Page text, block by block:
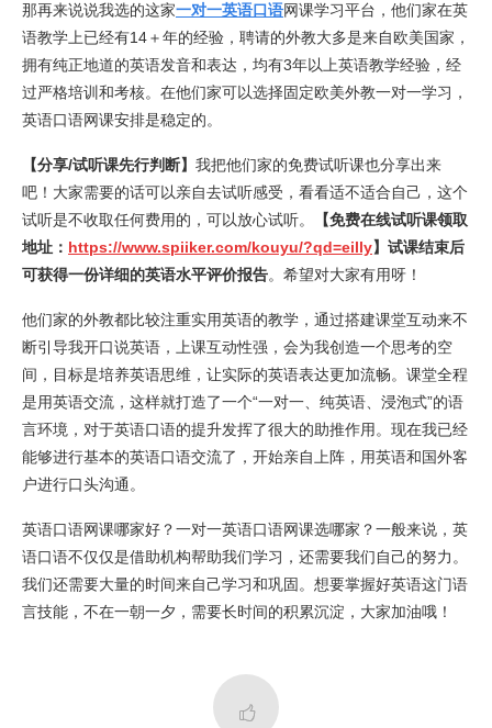
那再来说说我选的这家一对一英语口语网课学习平台，他们家在英
语教学上已经有14＋年的经验，聘请的外教大多是来自欧美国家，
拥有纯正地道的英语发音和表达，均有3年以上英语教学经验，经
过严格培训和考核。在他们家可以选择固定欧美外教一对一学习，
英语口语网课安排是稳定的。
【分享/试听课先行判断】 我把他们家的免费试听课也分享出来
吧！大家需要的话可以亲自去试听感受，看看适不适合自己，这个
试听是不收取任何费用的，可以放心试听。
【免费在线试听课领取
地址： https://www.spiiker.com/kouyu/?qd=eilly】试课结束后
可获得一份详细的英语水平评价报告。希望对大家有用呀！
他们家的外教都比较注重实用英语的教学，通过搭建课堂互动来不
断引导我开口说英语，上课互动性强，会为我创造一个思考的空
间，目标是培养英语思维，让实际的英语表达更加流畅。课堂全程
是用英语交流，这样就打造了一个“一对一、纯英语、浸泡式”的语
言环境，对于英语口语的提升发挥了很大的助推作用。现在我已经
能够进行基本的英语口语交流了，开始亲自上阵，用英语和国外客
户进行口头沟通。
英语口语网课哪家好？一对一英语口语网课选哪家？一般来说，英
语口语不仅仅是借助机构帮助我们学习，还需要我们自己的努力。
我们还需要大量的时间来自己学习和巩固。想要掌握好英语这门语
言技能，不在一朝一夕，需要长时间的积累沉淀，大家加油哦！
